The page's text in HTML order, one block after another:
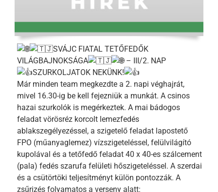
SVÁJC FIATAL TETŐFEDŐK
VILÁGBAJNOKSÁGA
– III/2. NAP
SZURKOLJATOK NEKÜNK!
Már minden team megkezdte a 2. napi véghajrát,
mivel 16.30-ig be kell fejezniük a munkát. A csinos
hazai szurkolók is megérkeztek. A mai bádogos
feladat vörösréz korcolt lemezfedés
ablakszegélyezéssel, a szigetelő feladat lapostető
FPO (műanyaglemez) vízszigeteléssel, felülvilágító
kupolával és a tetőfedő feladat 40 x 40-es szálcement
(pala) fedés szarufa felületi hőszigeteléssel. A szerdai
és a csütörtöki teljesítményt külön pontozzák. A
zsűrizés folyamatos a verseny alatt: